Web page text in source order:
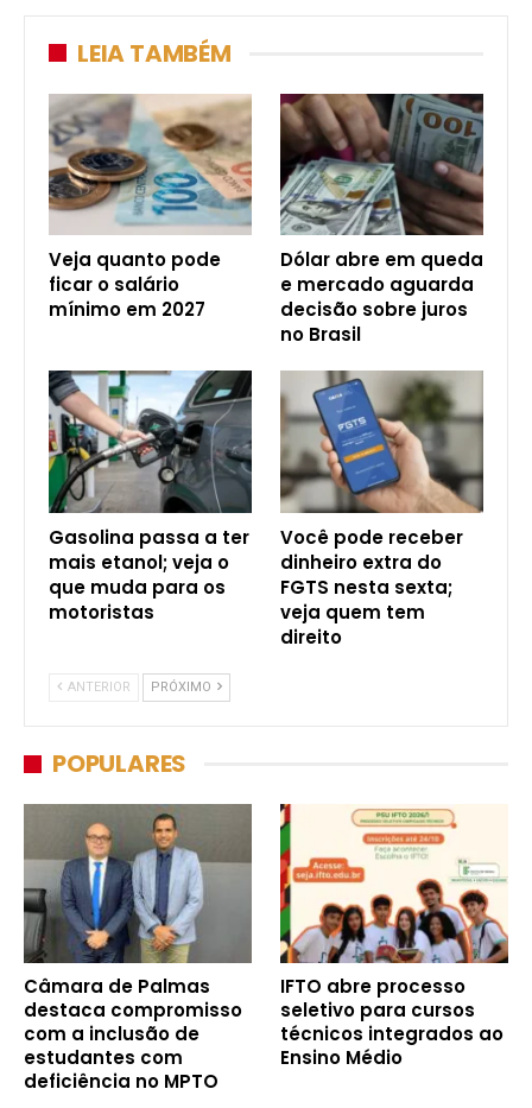
LEIA TAMBÉM
Veja quanto pode
ficar o salário
mínimo em 2027
Dólar abre em queda
e mercado aguarda
decisão sobre juros
no Brasil
Gasolina passa a ter
mais etanol; veja o
que muda para os
motoristas
Você pode receber
dinheiro extra do
FGTS nesta sexta;
veja quem tem
direito
ANTERIOR PRÓXIMO
POPULARES
Câmara de Palmas
destaca compromisso
com a inclusão de
estudantes com
deficiência no MPTO
IFTO abre processo
seletivo para cursos
técnicos integrados ao
Ensino Médio